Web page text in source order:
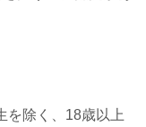
を除く、18歳以上